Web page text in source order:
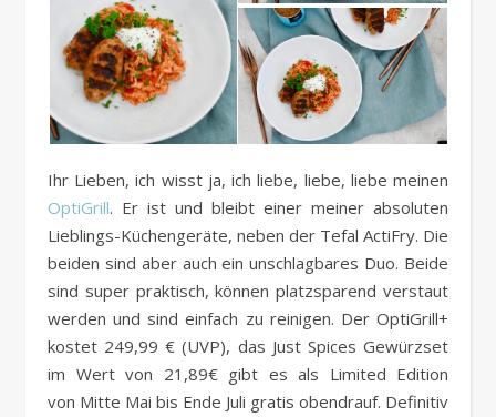
Ihr Lieben, ich wisst ja, ich liebe, liebe, liebe meinen
OptiGrill. Er ist und bleibt einer meiner absoluten
Lieblings-Küchengeräte, neben der Tefal ActiFry. Die
beiden sind aber auch ein unschlagbares Duo. Beide
sind super praktisch, können platzsparend verstaut
werden und sind einfach zu reinigen. Der OptiGrill+
kostet 249,99 € (UVP), das Just Spices Gewürzset
im Wert von 21,89€ gibt es als Limited Edition
von Mitte Mai bis Ende Juli gratis obendrauf. Definitiv